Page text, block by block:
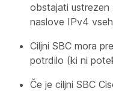
obstajati ustrezen
naslove IPv4
Ciljni SBC mora
potrdilo (ki ni
Če je ciljni SBC